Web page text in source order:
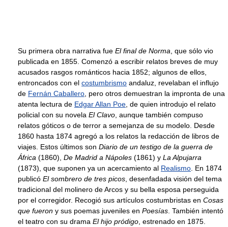
Su primera obra narrativa fue El final de Norma , que sólo vio
publicada en 1855. Comenzó a escribir relatos breves de muy
acusados rasgos románticos hacia 1852; algunos de ellos,
entroncados con el costumbrismo andaluz, revelaban el influjo
de Fernán Caballero , pero otros demuestran la impronta de una
atenta lectura de Edgar Allan Poe , de quien introdujo el relato
policial con su novela El Clavo , aunque también compuso
relatos góticos o de terror a semejanza de su modelo. Desde
1860 hasta 1874 agregó a los relatos la redacción de libros de
viajes. Estos últimos son Diario de un testigo de la guerra de
África (1860), De Madrid a Nápoles (1861) y La Alpujarra
(1873), que suponen ya un acercamiento al Realismo . En 1874
publicó El sombrero de tres picos , desenfadada visión del tema
tradicional del molinero de Arcos y su bella esposa perseguida
por el corregidor. Recogió sus artículos costumbristas en Cosas
que fueron y sus poemas juveniles en Poesías . También intentó
el teatro con su drama El hijo pródigo , estrenado en 1875.